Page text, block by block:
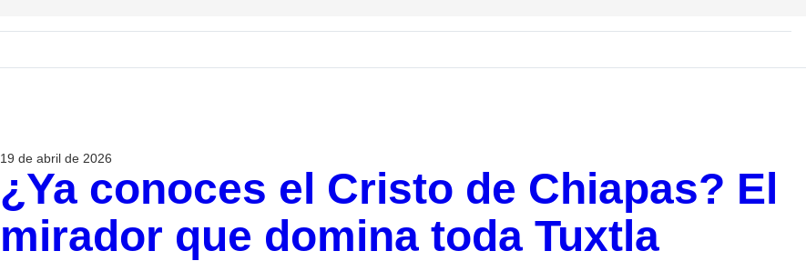
19 de abril de 2026
¿Ya conoces el Cristo de Chiapas? El
mirador que domina toda Tuxtla